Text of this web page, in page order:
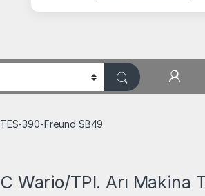
My
390-Freund SB49
Wario/TPI. Arı Makina